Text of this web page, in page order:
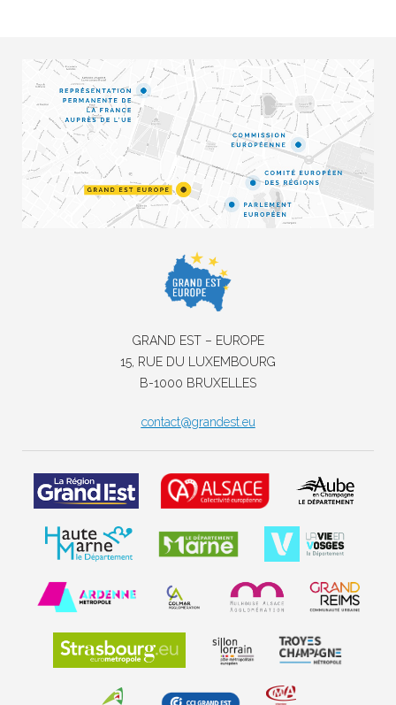
GRAND EST – EUROPE
15, RUE DU LUXEMBOURG
B-1000 BRUXELLES
contact@grandest.eu